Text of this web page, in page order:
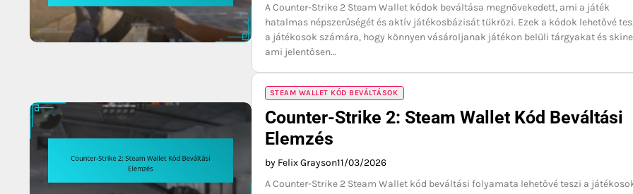
A Counter-Strike 2 Steam Wallet kódok beváltása megnövekedett, ami a játék
hatalmas népszerűségét és aktív játékosbázisát tükrözi. Ezek a kódok lehetővé
a játékosok számára, hogy könnyen vásároljanak játékon belüli tárgyakat és
ami jelentősen…
STEAM WALLET KÓD BEVÁLTÁSOK
Counter-Strike 2: Steam Wallet Kód Beváltási
Elemzés
by Felix Grayson11/03/2026
A Counter-Strike 2 Steam Wallet kód beváltási folyamata lehetővé teszi a